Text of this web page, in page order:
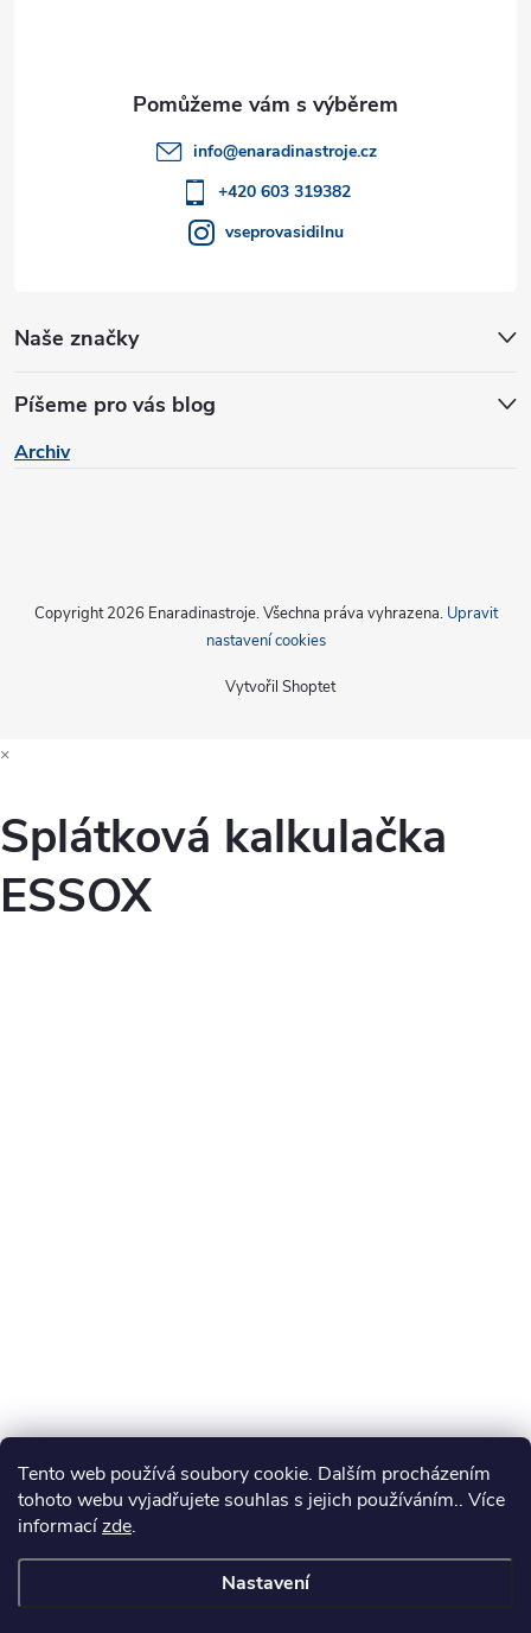
Tento web používá soubory cookie. Dalším procházením
tohoto webu vyjadřujete souhlas s jejich používáním.. Více
informacízde.
Nastavení
Naše značky
Píšeme pro vás blog
Archiv
info@enaradinastroje.cz
+420 603 319382
vseprovasidilnu
Vytvořil Shoptet
Copyright 2026 Enaradinastroje. Všechna práva vyhrazena. Upravit
nastavení cookies
×
Splátková kalkulačka
ESSOX